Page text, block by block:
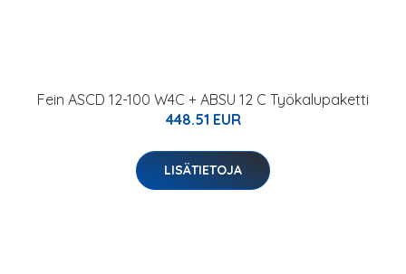
Fein ASCD 12-100 W4C + ABSU 12 C Työkalupaketti
448.51 EUR
LISÄTIETOJA